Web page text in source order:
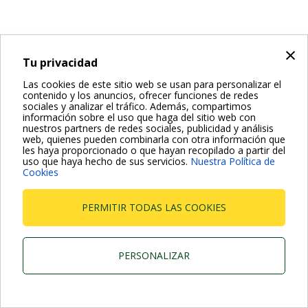
×
Tu privacidad
Las cookies de este sitio web se usan para personalizar el
contenido y los anuncios, ofrecer funciones de redes
sociales y analizar el tráfico. Además, compartimos
información sobre el uso que haga del sitio web con
nuestros partners de redes sociales, publicidad y análisis
web, quienes pueden combinarla con otra información que
les haya proporcionado o que hayan recopilado a partir del
uso que haya hecho de sus servicios. Nuestra Política de
Cookies
PERMITIR TODAS LAS COOKIES
PERSONALIZAR